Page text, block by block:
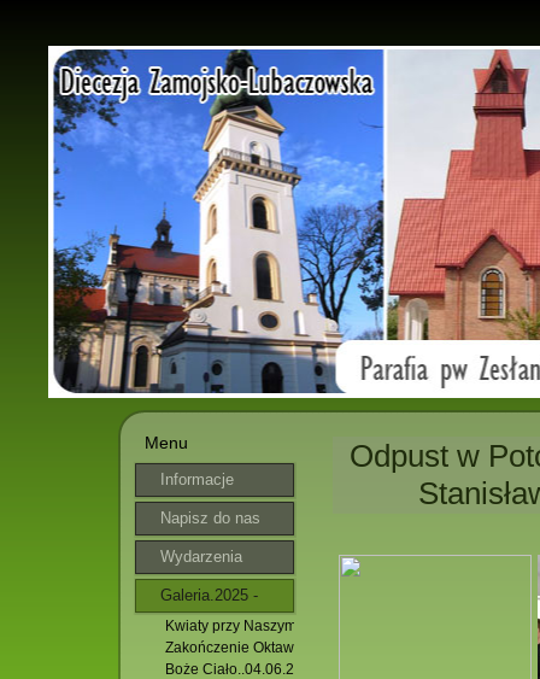
Menu
Informacje
parafialne
Napisz do nas
Wydarzenia
Galeria.2025 -
2026
Kwiaty przy Naszym Kościele.02.07.2026 r.
Zakończenie Oktawy Bożego Ciała. 11.06.2026 r.
Boże Ciało..04.06.2026r.
Odpust w